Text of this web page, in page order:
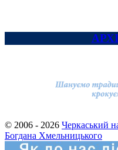
© 2006 - 2026 Черкаський
Богдана Хмельницького